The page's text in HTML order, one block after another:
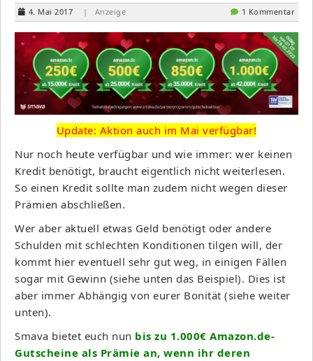
4. Mai 2017 | Anzeige 1 Kommentar
Update: Aktion auch im Mai verfügbar!
Nur noch heute verfügbar und wie immer: wer keinen
Kredit benötigt, braucht eigentlich nicht weiterlesen.
So einen Kredit sollte man zudem nicht wegen dieser
Prämien abschließen.
Wer aber aktuell etwas Geld benötigt oder andere
Schulden mit schlechten Konditionen tilgen will, der
kommt hier eventuell sehr gut weg, in einigen Fällen
sogar mit Gewinn (siehe unten das Beispiel). Dies ist
aber immer Abhängig von eurer Bonität (siehe weiter
unten).
Smava bietet euch nun bis zu 1.000€ Amazon.de-
Gutscheine als Prämie an, wenn ihr deren